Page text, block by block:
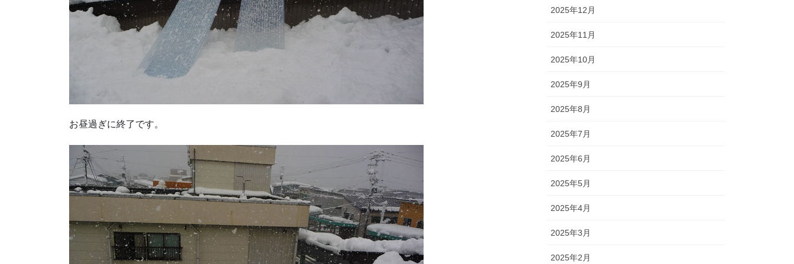
お昼過ぎに終了です。
2025年12月
2025年11月
2025年10月
2025年9月
2025年8月
2025年7月
2025年6月
2025年5月
2025年4月
2025年3月
2025年2月